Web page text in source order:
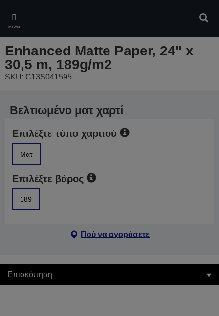
main
content
Μενού
Enhanced Matte Paper, 24" x
30,5 m, 189g/m2
SKU: C13S041595
Βελτιωμένο ματ χαρτί
Επιλέξτε τύπο χαρτιού
Ματ
Επιλέξτε βάρος
189
Πού να αγοράσετε
Επισκόπηση